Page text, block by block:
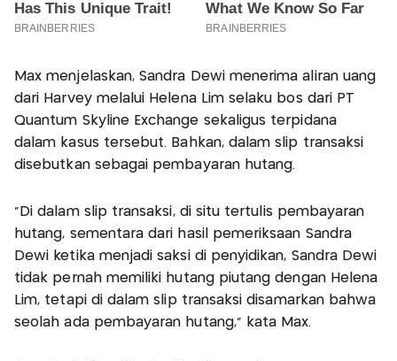
Max menjelaskan, Sandra Dewi menerima aliran uang
dari Harvey melalui Helena Lim selaku bos dari PT
Quantum Skyline Exchange sekaligus terpidana
dalam kasus tersebut. Bahkan, dalam slip transaksi
disebutkan sebagai pembayaran hutang.
"Di dalam slip transaksi, di situ tertulis pembayaran
hutang, sementara dari hasil pemeriksaan Sandra
Dewi ketika menjadi saksi di penyidikan, Sandra Dewi
tidak pernah memiliki hutang piutang dengan Helena
Lim, tetapi di dalam slip transaksi disamarkan bahwa
seolah ada pembayaran hutang," kata Max.